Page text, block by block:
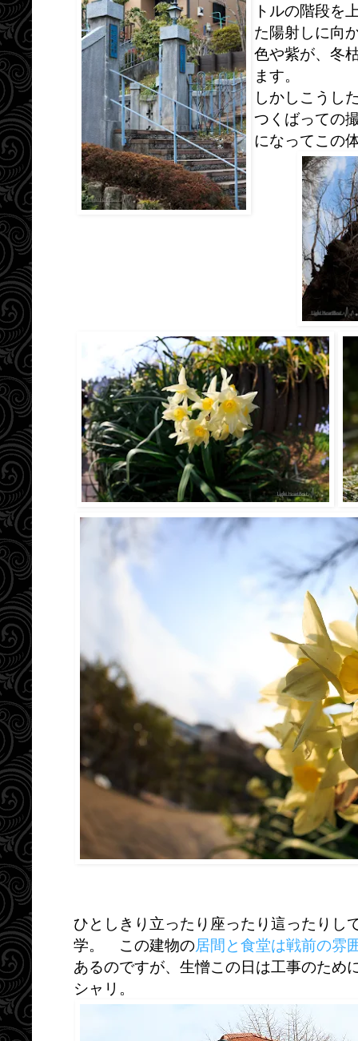
トルの階段を
た陽射しに向
色や紫が、冬
ます。
しかしこうし
つくばっての
になってこの
ひとしきり立ったり座ったり這ったりし
学。 この建物の居間と食堂は戦前の雰
あるのですが、生憎この日は工事のた
シャリ。